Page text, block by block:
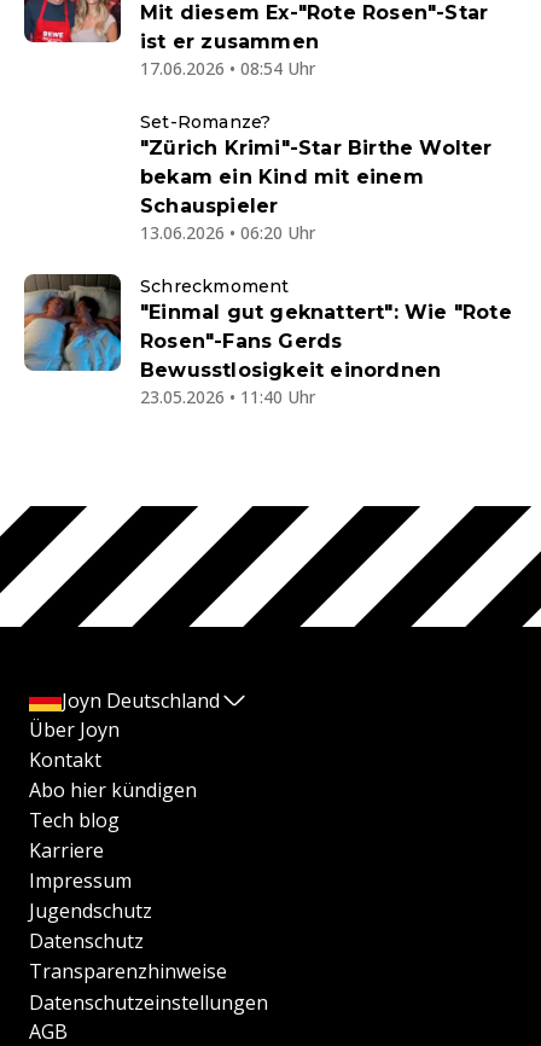
Mit diesem Ex-"Rote Rosen"-Star
ist er zusammen
17.06.2026 • 08:54 Uhr
Set-Romanze?
"Zürich Krimi"-Star Birthe Wolter
bekam ein Kind mit einem
Schauspieler
13.06.2026 • 06:20 Uhr
Schreckmoment
"Einmal gut geknattert": Wie "Rote
Rosen"-Fans Gerds
Bewusstlosigkeit einordnen
23.05.2026 • 11:40 Uhr
Joyn Deutschland
Über Joyn
Kontakt
Abo hier kündigen
Tech blog
Karriere
Impressum
Jugendschutz
Datenschutz
Transparenzhinweise
Datenschutzeinstellungen
AGB